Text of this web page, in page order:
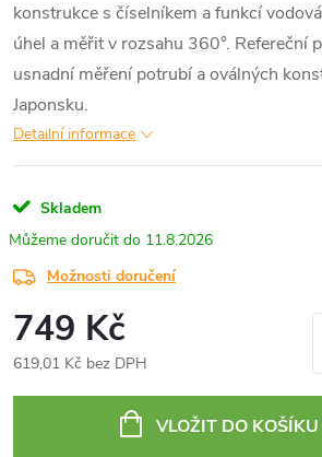
konstrukce s číselníkem a funkcí
úhel a měřit v rozsahu 360°. Refereční
usnadní měření potrubí a oválných
Japonsku.
Detailní informace
Skladem
11.8.2026
Možnosti doručení
749 Kč
619,01 Kč bez DPH
VLOŽIT DO KOŠÍKU